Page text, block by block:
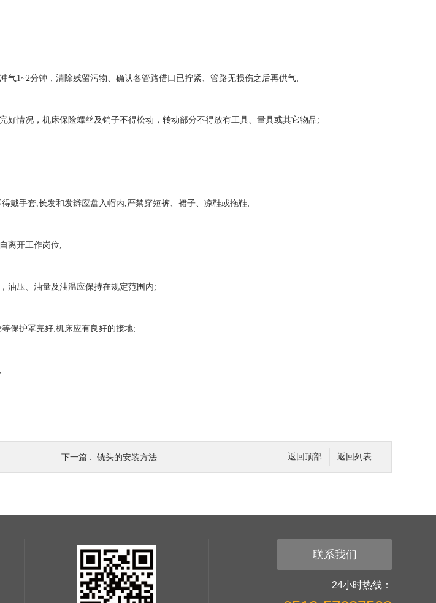
1~2分钟，清除残留污物、确认各管路借口已拧紧、管路无损伤之后再供气;
情况，机床保险螺丝及销子不得松动，转动部分不得放有工具、量具或其它物品;
手套,长发和发辫应盘入帽内,严禁穿短裤、裙子、凉鞋或拖鞋;
离开工作岗位;
压、油量及油温应保持在规定范围内;
保护罩完好,机床应有良好的接地;
返回列表
返回顶部
下一篇 : 铣头的安装方法
联系我们
24小时热线：